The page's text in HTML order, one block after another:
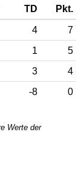
TD Pkt.
4
7
1
5
3
4
-8 0